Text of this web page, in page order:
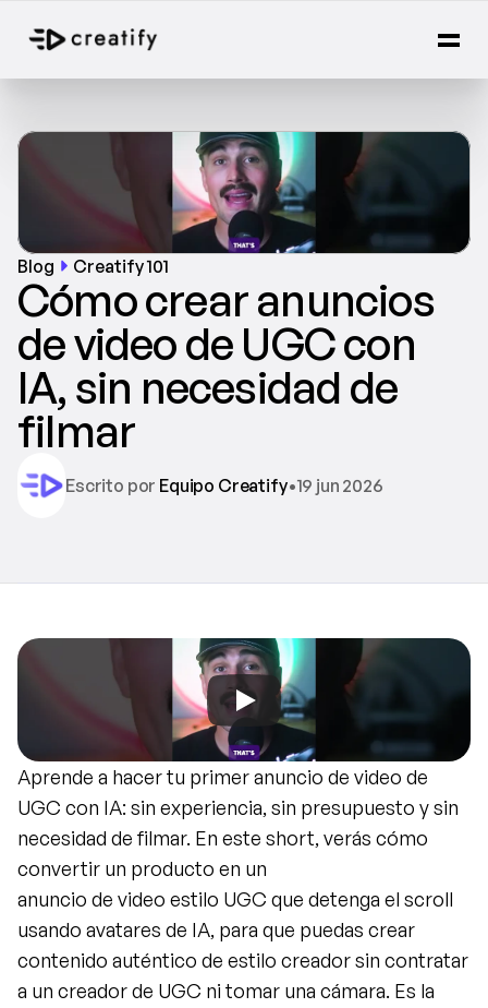
Blog Creatify 101
Cómo crear anuncios
de video de UGC con
IA, sin necesidad de
filmar
Escrito por Equipo Creatify•19 jun 2026
Aprende a hacer tu primer anuncio de video de
UGC con IA: sin experiencia, sin presupuesto y sin
necesidad de filmar. En este short, verás cómo
convertir un producto en un
anuncio de video estilo UGC que detenga el scroll
usando avatares de IA, para que puedas crear
contenido auténtico de estilo creador sin contratar
a un creador de UGC ni tomar una cámara. Es la